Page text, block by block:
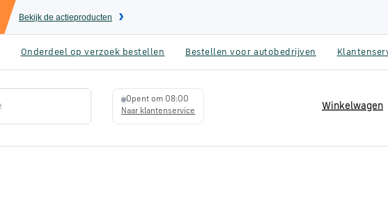
Bekijk de actieproducten
Onderdeel op verzoek bestellen Bestellen voor autobedrijven
Opent om 08:00
Naar klantenservice
Winkelwagen